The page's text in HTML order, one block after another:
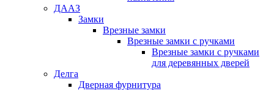
ДААЗ
Замки
Врезные замки
Врезные замки с ручками
Врезные замки с ручками
для деревянных дверей
Делга
Дверная фурнитура